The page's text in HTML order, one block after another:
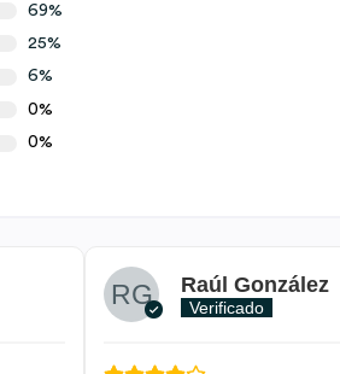
69%
25%
6%
0%
0%
Raúl González
Verificado